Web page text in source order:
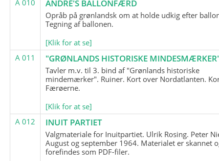
A 010
ANDRÉ'S BALLONFÆRD
Opråb på grønlandsk om at holde udkig efter
Tegning af ballonen.
[Klik for at se]
A 011
"GRØNLANDS HISTORISKE
Tavler m.v. til 3. bind af "Grønlands historiske
mindemærker". Ruiner. Kort over Nordatlanten.
Færøerne.
[Klik for at se]
A 012
INUIT PARTIET
Valgmateriale for Inuitpartiet. Ulrik Rosing. Peter
August og september 1964. Materialet er skannet
forefindes som PDF-filer.